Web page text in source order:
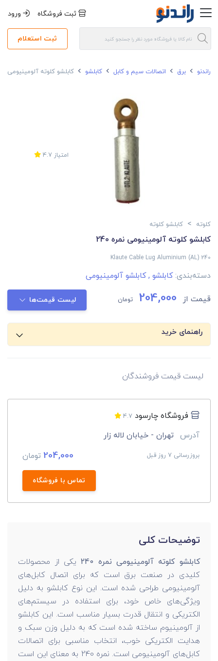
ثبت فروشگاه ورود
ثبت استعلام
راندنو برق اتصالات سیم و کابل کابلشو کابلشو کلوته آلومینیومی نمره
امتیاز 4.7
کلوته > کابلشو کلوته
کابلشو کلوته آلومینیومی نمره 240
Klaute Cable Lug Aluminium (AL) 240
دسته‌بندی:کابلشو ,کابلشو آلومینیومی
قیمت از 204,000 تومان لیست قیمت‌ها
راهنمای خرید
لیست قیمت فروشندگان
فروشگاه چارسود 4.7
آدرس تهران - خیابان لاله زار
بروزرسانی 7 روز قبل 204,000 تومان
تماس با فروشگاه
توضیحات کلی
کابلشو کلوته آلومینیومی نمره 240
یکی از محصولات
کلیدی در صنعت برق است که برای اتصال کابل‌های
آلومینیومی طراحی شده است. این نوع کابلشو به دلیل
ویژگی‌های خاص خود، برای استفاده در سیستم‌های
الکتریکی و انتقال قدرت بسیار مناسب است. این کابلشو
از آلومینیوم ساخته شده است که به دلیل وزن سبک و
هدایت الکتریکی خوب، انتخاب مناسبی برای اتصالات
کابل‌های آلومینیومی است. نمره 240 به معنای این است